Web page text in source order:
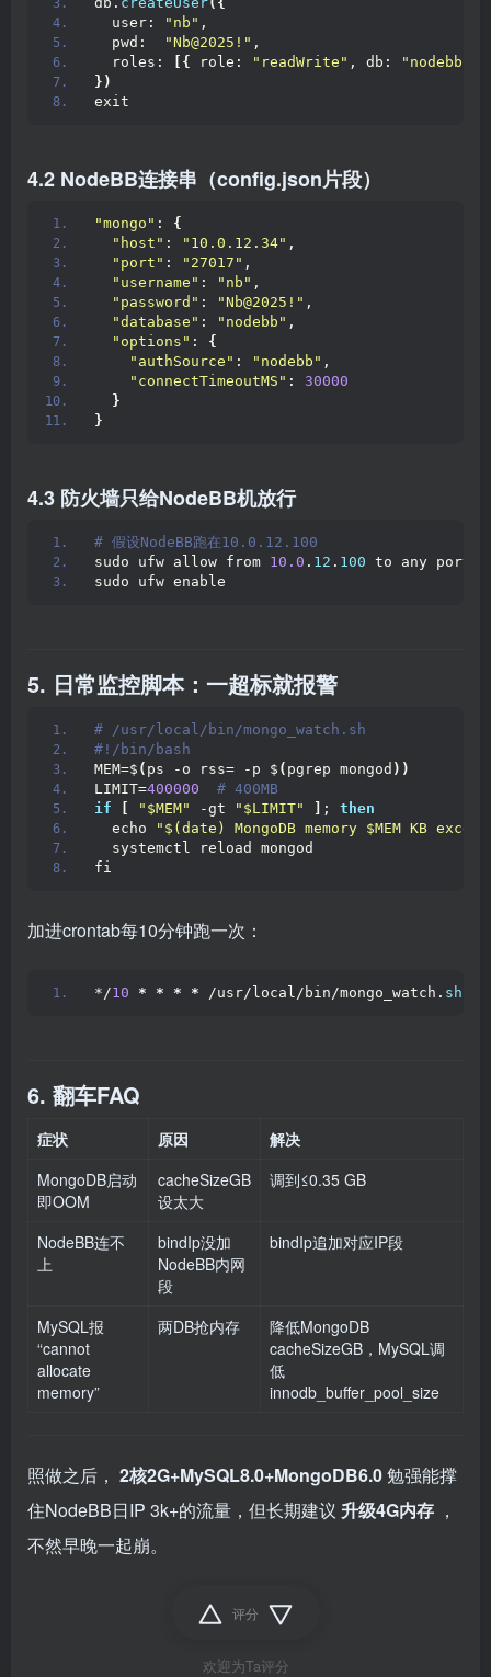
  user:
"nb" ,
  pwd:
"Nb@2025!" ,
  roles:
[{ role: "readWrite" , db: "nodebb"
})
exit
4.2 NodeBB连接串（config.json片段）
"mongo" : {
"host" : "10.0.12.34" ,
"port" : "27017" ,
"username" : "nb" ,
"password" : "Nb@2025!" ,
"database" : "nodebb" ,
"options" : {
"authSource" : "nodebb" ,
"connectTimeoutMS" : 30000
}
}
4.3 防火墙只给NodeBB机放行
# 假设NodeBB跑在10.0.12.100
sudo ufw allow from 10.0 . 12 . 100 to any port
sudo ufw enable
5. 日常监控脚本：一超标就报警
# /usr/local/bin/mongo_watch.sh
#!/bin/bash
MEM=$ ( ps -o rss= -p $ ( pgrep mongod ))
LIMIT=400000
# 400MB
if
"$MEM" -gt "$LIMIT" ; then
  echo
"$(date) MongoDB memory $MEM KB
  systemctl reload mongod
fi
加进crontab每10分钟跑一次：
*/10 * * * * /usr/local/bin/mongo_watch. sh
6. 翻车FAQ
症状 原因
解决
MongoDB启动
即OOM
cacheSizeGB
设太大
调到≤0.35 GB
NodeBB连不
上
bindIp没加
NodeBB内网
段
bindIp追加对应IP段
MySQL报
“cannot
allocate
memory”
两DB抢内存
降低MongoDB
cacheSizeGB，MySQL调
低
innodb_buffer_pool_size
照做之后， 2核2G+MySQL8.0+MongoDB6.0勉强能撑
住NodeBB日IP 3k+的流量，但长期建议 升级4G内存 ，
不然早晚一起崩。
评分
欢迎为Ta评分